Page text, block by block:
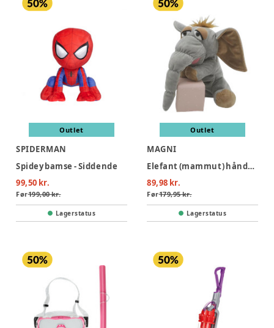
Outlet
SPIDERMAN
Spidey bamse - Siddende
99,50 kr.
Før199,00 kr.
Lagerstatus
Outlet
MAGNI
Elefant (mammut) hånddukke 25 cm.
89,98 kr.
Før179,95 kr.
Lagerstatus